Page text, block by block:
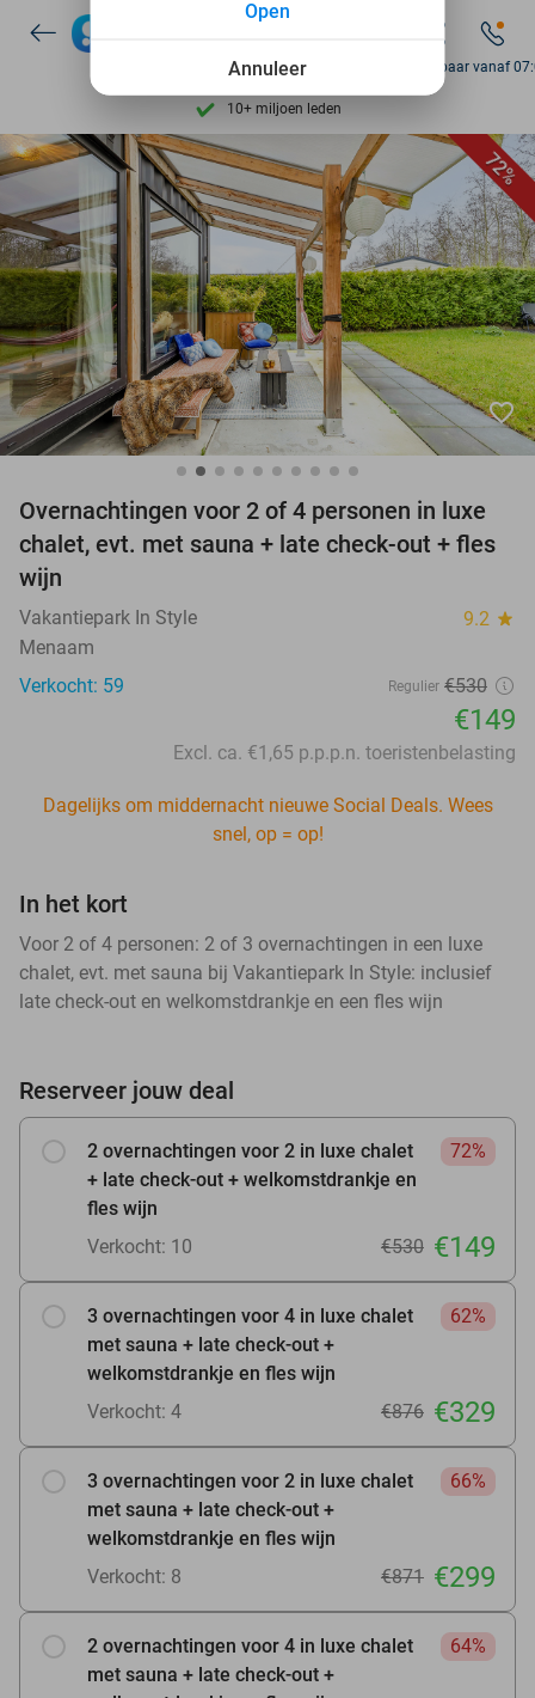
7 dagen per week beschikbaar
10+ miljoen leden
9,4 op basis van
Ontdek 15.000+ deals
7 dagen per week beschikbaar
10+ miljoen leden
Bereikbaar vanaf
72%
favorite_border
Overnachtingen voor 2 of 4 personen in luxe
chalet, evt. met sauna + late check-out + fles
wijn
Vakantiepark In Style 9.2 star
Menaam
Verkocht: 59
Regulier €530
€149
Excl. ca. €1,65 p.p.p.n. toeristenbelasting
Dagelijks om middernacht nieuwe Social Deals. Wees
snel, op = op!
In het kort
Voor 2 of 4 personen: 2 of 3 overnachtingen in een luxe
chalet, evt. met sauna bij Vakantiepark In Style: inclusief
late check-out en welkomstdrankje en een fles wijn
Reserveer jouw deal
2 overnachtingen voor 2 in luxe chalet
+ late check-out + welkomstdrankje en
fles wijn
72%
Verkocht: 10 €530 €149
3 overnachtingen voor 4 in luxe chalet
met sauna + late check-out +
welkomstdrankje en fles wijn
62%
Verkocht: 4 €876 €329
3 overnachtingen voor 2 in luxe chalet
met sauna + late check-out +
welkomstdrankje en fles wijn
66%
Verkocht: 8 €871 €299
2 overnachtingen voor 4 in luxe chalet
met sauna + late check-out +
64%
Annuleer
Open